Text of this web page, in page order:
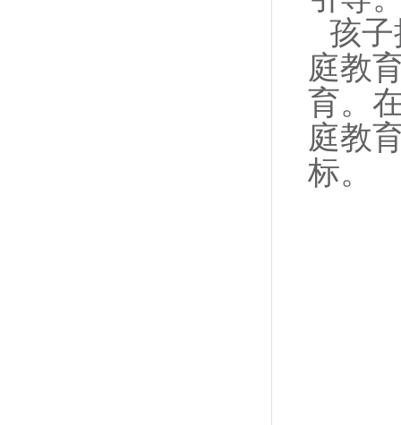
孩
庭教
育。
庭教
标。